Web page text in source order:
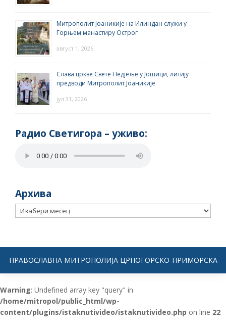
Митрополит Јоаникије на Илиндан служи у
Горњем манастиру Острог
август 1, 2026
Слава цркве Свете Недјеље у Јошици, литију
предводи Митрополит Јоаникије
јул 31, 2026
Радио Светигора – yживо:
Архива
Архива
ПРАВОСЛАВНА МИТРОПОЛИЈА ЦРНОГОРСКО-ПРИМОРСКА
Warning: Undefined array key "query" in
/home/mitropol/public_html/wp-
content/plugins/istaknutivideo/istaknutivideo.php on line 22